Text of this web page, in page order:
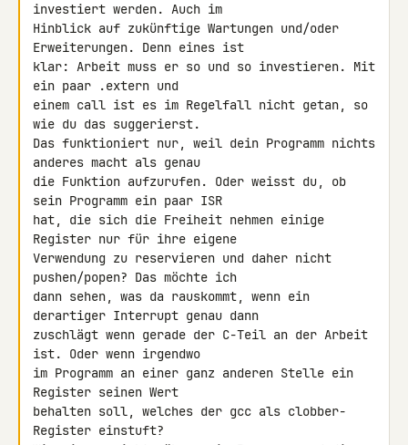
investiert werden. Auch im
Hinblick auf zukünftige Wartungen und/oder
Erweiterungen. Denn eines ist
klar: Arbeit muss er so und so investieren. Mit
ein paar .extern und
einem call ist es im Regelfall nicht getan, so
wie du das suggerierst.
Das funktioniert nur, weil dein Programm nichts
anderes macht als genau
die Funktion aufzurufen. Oder weisst du, ob
sein Programm ein paar ISR
hat, die sich die Freiheit nehmen einige
Register nur für ihre eigene
Verwendung zu reservieren und daher nicht
pushen/popen? Das möchte ich
dann sehen, was da rauskommt, wenn ein
derartiger Interrupt genau dann
zuschlägt wenn gerade der C-Teil an der Arbeit
ist. Oder wenn irgendwo
im Programm an einer ganz anderen Stelle ein
Register seinen Wert
behalten soll, welches der gcc als clobber-
Register einstuft?